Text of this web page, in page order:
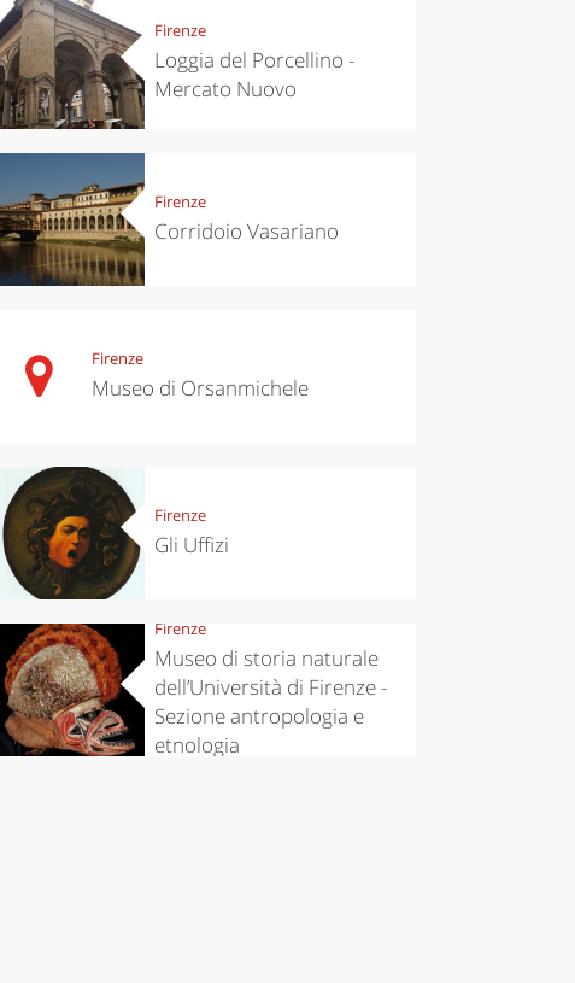
Autumn in
Trentino:
DOC apples,
wines,
the best rice
Firenze
Loggia del Porcellino -
Mercato Nuovo
Firenze
Corridoio Vasariano
Firenze
Museo di Orsanmichele
Firenze
Gli Uffizi
Firenze
Museo di storia naturale
dell’Università di Firenze -
Sezione antropologia e
etnologia